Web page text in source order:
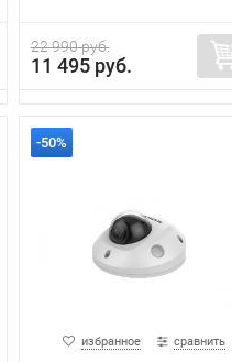
22 990 руб.
11 495 руб.
-50%
избранное сравнить